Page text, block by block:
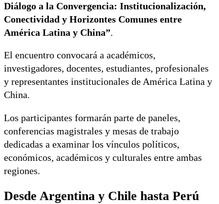
Diálogo a la Convergencia: Institucionalización,
Conectividad y Horizontes Comunes entre
América Latina y China”.
El encuentro convocará a académicos,
investigadores, docentes, estudiantes, profesionales
y representantes institucionales de América Latina y
China.
Los participantes formarán parte de paneles,
conferencias magistrales y mesas de trabajo
dedicadas a examinar los vínculos políticos,
económicos, académicos y culturales entre ambas
regiones.
Desde Argentina y Chile hasta Perú